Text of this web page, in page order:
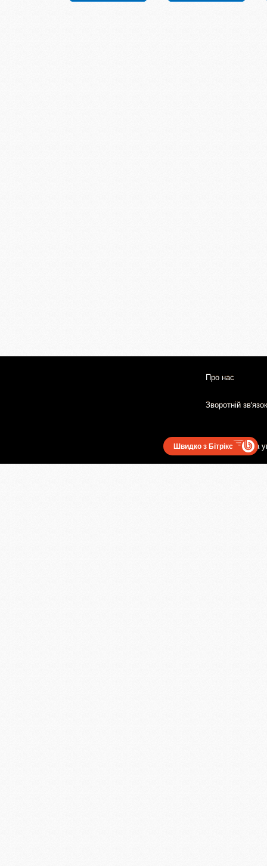
Про нас
Зворотній зв'язок
Користувацька
Швидко з Бітрікс